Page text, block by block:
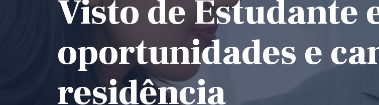
Visto de Estudante
oportunidades e
residência